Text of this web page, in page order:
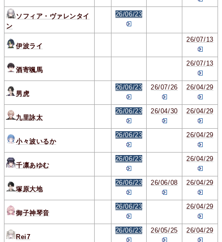
ソフィア・ヴァレンタイ
ン
26/06/23
伊波ライ
26/07/13
酒寄颯馬
26/07/13
男虎
26/06/23 26/07/26 26/04/29
九里詠太
26/06/23 26/04/30 26/04/29
小々波いるか
26/06/23 26/04/29
千凛あゆむ
26/06/23 26/04/29
塚原大地
26/06/23 26/06/08 26/04/29
御子神琴音
26/06/23 26/04/29
Rei7
26/06/23 26/05/25 26/04/29